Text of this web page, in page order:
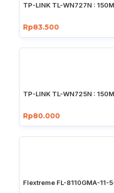
TP-LINK TL-WN727N :
Rp83.500
TP-LINK TL-WN725N :
Rp80.000
Flextreme FL-8110GMA-